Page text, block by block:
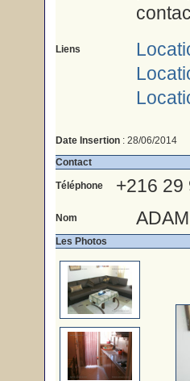
Liens
Date Insertion: 28/06/2014
Contact
Téléphone +216 29
Nom
Les Photos